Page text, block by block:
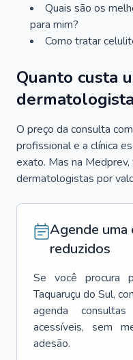
Quais são os
para mim?
Como tratar
Quanto custa
O preço da consulta
profissional e a clínica
exato. Mas na
dermatologistas por
Agende uma
reduzidos
Se você procura
Taquaruçu do Sul,
agenda
acessíveis, sem
adesão.